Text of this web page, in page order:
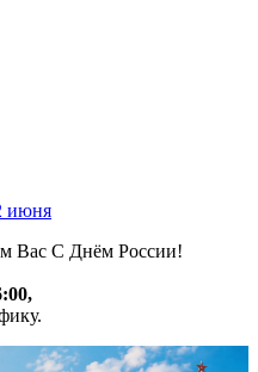
июня
Вас С Днём России!